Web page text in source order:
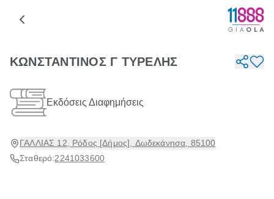
ΚΩΝΣΤΑΝΤΙΝΟΣ Γ ΤΥΡΕΛΗΣ
Εκδόσεις Διαφημήσεις
ΓΑΛΛΙΑΣ 12, Ρόδος [Δήμος], Δωδεκάνησα, 85100
Σταθερό:2241033600